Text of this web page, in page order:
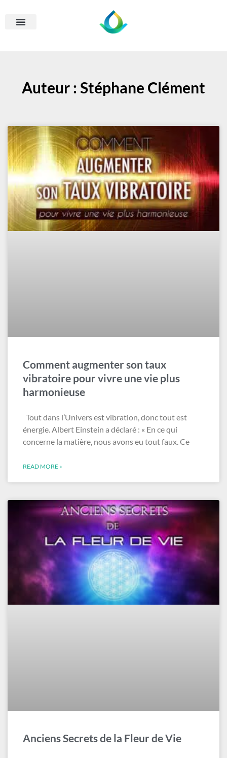
Auteur :Stéphane Clément
Comment augmenter son taux
vibratoire pour vivre une vie plus
harmonieuse
Tout dans l’Univers est vibration, donc tout est
énergie. Albert Einstein a déclaré : « En ce qui
concerne la matière, nous avons eu tout faux. Ce
READ MORE »
Anciens Secrets de la Fleur de Vie